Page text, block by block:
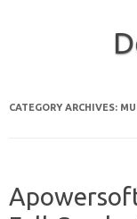
CATEGORY ARCHIVES: